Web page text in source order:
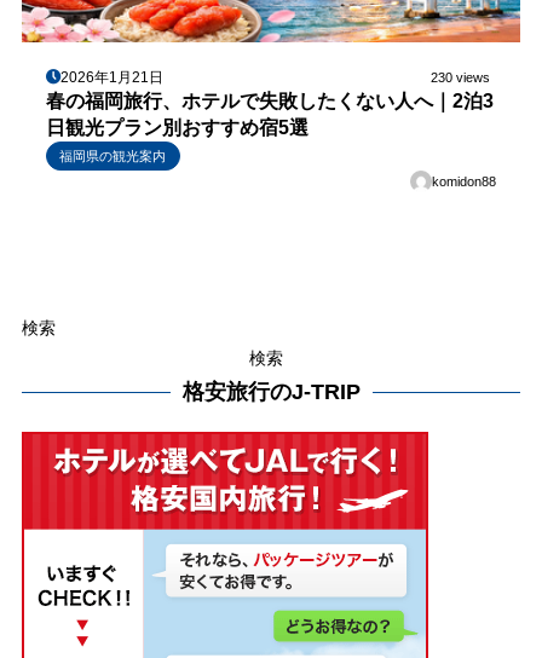
2026年1月21日 230 views
春の福岡旅行、ホテルで失敗したくない人へ｜2泊3
日観光プラン別おすすめ宿5選
福岡県の観光案内
komidon88
検索
検索
格安旅行のJ-TRIP